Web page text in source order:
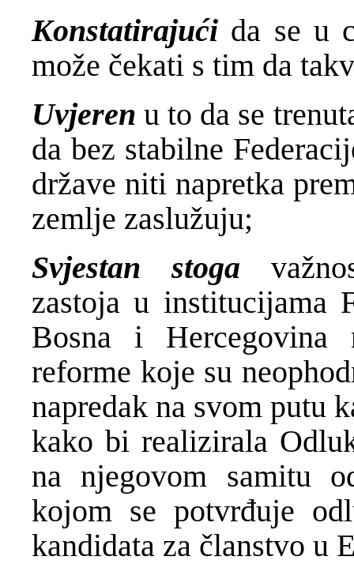
Konstatirajući da se u
može čekati s tim da
Uvjerenu to da se
da bez stabilne
države niti napretka
zemlje zaslužuju;
Svjestan stoga
zastoja u institucijama
Bosna i
reforme koje su
napredak na svom putu
kako bi realizirala
na njegovom samitu
kojom se potvrđuje
kandidata za članstvo u